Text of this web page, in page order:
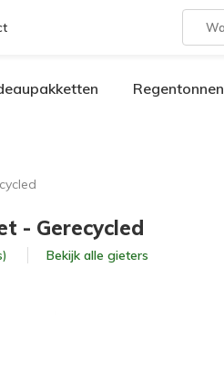
Regentonnen
- Gerecycled
Bekijk alle gieters